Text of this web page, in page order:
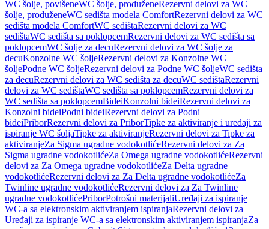
WC šolje, povišeneWC šolje, produženeRezervni delovi za WC
šolje, produženeWC sedišta modela ComfortRezervni delovi za WC
sedišta modela ComfortWC sedištaRezervni delovi za WC
sedištaWC sedišta sa poklopcemRezervni delovi za WC sedišta sa
poklopcemWC šolje za decuRezervni delovi za WC šolje za
decuKonzolne WC šoljeRezervni delovi za Konzolne WC
šoljePodne WC šoljeRezervni delovi za Podne WC šoljeWC sedišta
za decuRezervni delovi za WC sedišta za decuWC sedištaRezervni
delovi za WC sedištaWC sedišta sa poklopcemRezervni delovi za
WC sedišta sa poklopcemBideiKonzolni bideiRezervni delovi za
Konzolni bideiPodni bideiRezervni delovi za Podni
bideiPriborRezervni delovi za PriborTipke za aktiviranje i uređaji za
ispiranje WC šoljaTipke za aktiviranjeRezervni delovi za Tipke za
aktiviranjeZa Sigma ugradne vodokotlićeRezervni delovi za Za
Sigma ugradne vodokotlićeZa Omega ugradne vodokotlićeRezervni
delovi za Za Omega ugradne vodokotlićeZa Delta ugradne
vodokotlićeRezervni delovi za Za Delta ugradne vodokotlićeZa
Twinline ugradne vodokotlićeRezervni delovi za Za Twinline
ugradne vodokotlićePriborPotrošni materijaliUređaji za ispiranje
WC-a sa elektronskim aktiviranjem ispiranjaRezervni delovi za
Uređaji za ispiranje WC-a sa elektronskim aktiviranjem ispiranjaZa